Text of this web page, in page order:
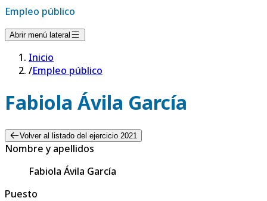
Empleo público
Abrir menú lateral
Inicio
/Empleo público
Fabiola Ávila García
Volver al listado del ejercicio 2021
Nombre y apellidos
Fabiola Ávila García
Puesto